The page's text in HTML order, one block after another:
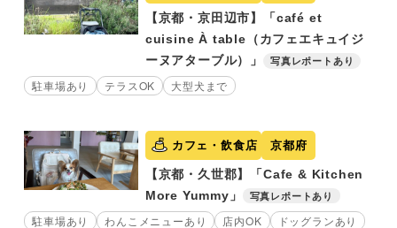
【京都・京田辺市】「café et
cuisine À table（カフェエキュイジ
ーヌアターブル）」
写真レポートあり
駐車場あり テラスOK 大型犬まで
カフェ・飲食店 京都府
【京都・久世郡】「Cafe & Kitchen
More Yummy」
写真レポートあり
駐車場あり わんこメニューあり 店内OK
ドッグランあり